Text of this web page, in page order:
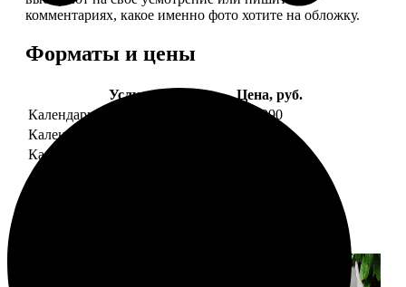
комментариях, какое именно фото хотите на обложку.
Форматы и цены
Услуга
Цена, руб.
Календарь настенный
от 1290
Календарь "домик"
Календарь магнитный отрывной